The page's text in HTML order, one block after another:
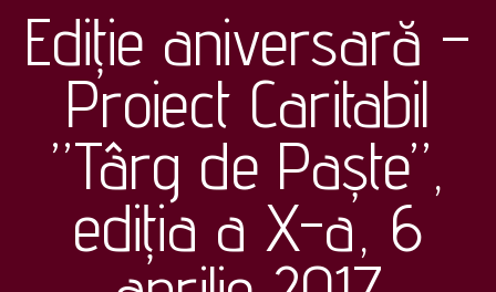
Ediție aniversară –
Proiect Caritabil
”Târg de Paște”,
ediția a X-a, 6